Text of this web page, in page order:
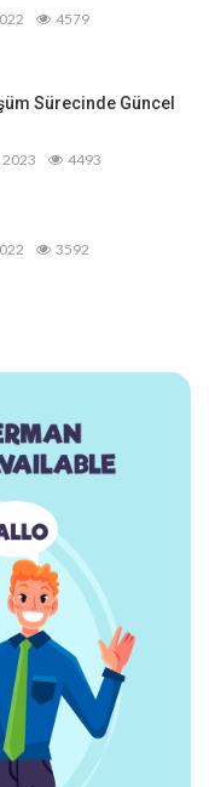
4579
Sürecinde Güncel
2023 4493
3592